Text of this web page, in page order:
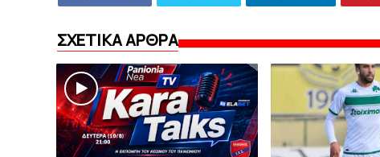
ΣΧΕΤΙΚΑ ΑΡΘΡΑ